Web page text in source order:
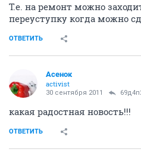
Т.е. на ремонт можно
переуступку когда можно
ОТВЕТИТЬ
Асенок
activist
30 сентября 2011
какая радостная новость!!!
ОТВЕТИТЬ